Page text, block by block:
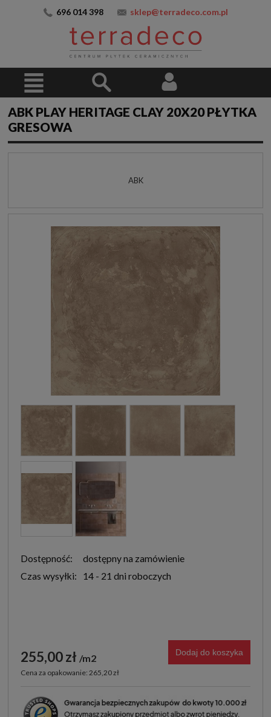
696 014 398 sklep@terradeco.com.pl
ABK PLAY HERITAGE CLAY 20X20 PŁYTKA
GRESOWA
ABK
Dostępność:
dostępny na zamówienie
Czas wysyłki:
14 - 21 dni roboczych
255,00 zł m2
Cena za opakowanie: 265,20 zł
Dodaj do koszyka